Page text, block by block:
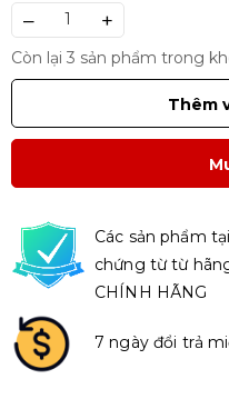
– +
Còn lại 3 sản phẩm trong
Thêm
Các sản phẩm
chứng từ từ
CHÍNH HÃNG
7 ngày đổi trả